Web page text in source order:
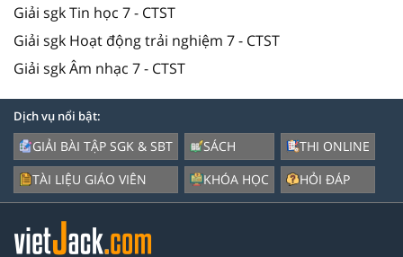
Giải sgk Tin học 7 - CTST
Giải sgk Hoạt động trải nghiệm 7 - CTST
Giải sgk Âm nhạc 7 - CTST
Dịch vụ nổi bật:
GIẢI BÀI TẬP SGK & SBT
TÀI LIỆU GIÁO VIÊN
SÁCH
KHÓA HỌC
THI ONLINE
HỎI ĐÁP